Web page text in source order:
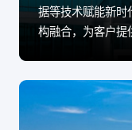
据等技术赋能新时
构融合，为客户提